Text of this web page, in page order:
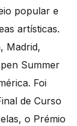
popular e
artísticas.
Madrid,
Summer
Foi
de Curso
o Prémio